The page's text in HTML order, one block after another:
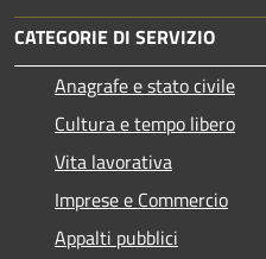
CATEGORIE DI SERVIZIO
Anagrafe e stato civile
Cultura e tempo libero
Vita lavorativa
Imprese e Commercio
Appalti pubblici